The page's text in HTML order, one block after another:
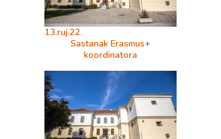
13.ruj.22.
Sastanak Erasmus+
koordinatora